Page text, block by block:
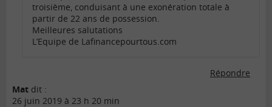
troisième, conduisant à une exonération totale à
partir de 22 ans de possession.
Meilleures salutations
L’Equipe de Lafinancepourtous.com
Répondre
Mat dit :
26 juin 2019 à 23 h 20 min